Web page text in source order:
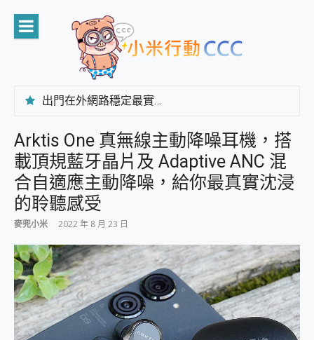
content
出門在外網路穩定最實在 「台灣大哥大」榮獲 4G/5G 在線率全球 NO.3 全台第一與全台六冠王實測心得，走到哪順到哪！
CP 值天花板~ Bongcom BS5 足球君開箱~ 短焦投影機 3千元就能擁有！ 折扣碼在這～
專為 PC上的 XBOX和掌機設計的 FireCuda X1070 SSD 固態硬碟開箱 評測
台灣製攝影機在這裡，100%全無線設計 SpotCam Solo Eco 太陽能防水雲端攝影機 SpotCam Solo 3 2.5K高畫質戶外攝影機 開箱 評測
電力超超超持久 MSI 微星 Prestige 14 AI+ D3MG-031TW 14吋 開箱評價，AI輕薄商務筆電 Copilot+ PC
超懂拍、耐用 AI 街拍機~ realme 16 Pro 開箱評價~ 2 億畫素 LumaColor 影像、持久續航與 IP69K 高防護
美到讓人超想擁有 moto pad 60 系列 與 Moto | Swarovski razr 60 冰藍限定版本 開箱 評測
好用的 EaseUS Partition Master 讓您輕鬆的移除與格式化有防寫保護的隨身碟或SD卡
一鍵修復模糊影片、舊照的 AI 好幫手! VideoProc Converter AI 新版全解析 × 年末優惠，一篇全看懂
小朋友才做選擇 投影機 RGB藍牙音響 氛圍情境燈 我通通都要！ Starfish 2 幻彩膠囊投影機｜結合「 智慧投影 & 煥彩流動 」的沈浸式生活新體驗
開箱~變身「蜘蛛人」椅子軍師！MSI MPG 491CQP QD-OLED 超寬曲面電競螢幕，多工辦公、爽度滿滿的終極桌面體驗
Arktis One 真無線主動降噪耳機，搭
載頂規藍牙晶片及 Adaptive ANC 混
合自適應主動降噪，給你最真實沈浸
的聆聽感受
麥兜小米 2022 年 8 月 23 日